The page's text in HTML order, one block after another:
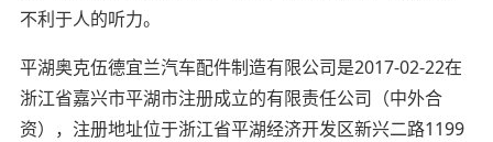
不利于人的听力。
平湖奥克伍德宜兰汽车配件制造有限公司是2017-02-22在
浙江省嘉兴市平湖市注册成立的有限责任公司（中外合
资），注册地址位于浙江省平湖经济开发区新兴二路1199